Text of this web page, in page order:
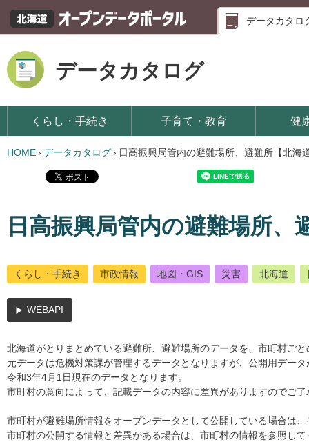
データカタロ
データカタログ
くらし・手続き 子育て・教育 健
HOME› データカタログ› 日高振興局管内の避難場所、避難所【北海
日高振興局管内の避難場所、
くらし・手続き 市政情報 地図・GIS 災害 北海道
WEBAPI
北海道がとりまとめている避難所、避難場所のデータを、市町村ご
元データは危機対策課が管理するデータとなりますが、公開用デー
令和3年4月1日現在のデータとなります。
市町村の意向によって、記載データの内容に差異がありますのでご
市町村が避難場所情報をオープンデータとして公開している場合は
市町村の公開する情報と差異がある場合は、市町村の情報を参照して